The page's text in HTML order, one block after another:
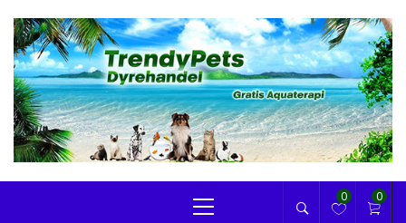
content
TRENDYPETS
Menu
0 0